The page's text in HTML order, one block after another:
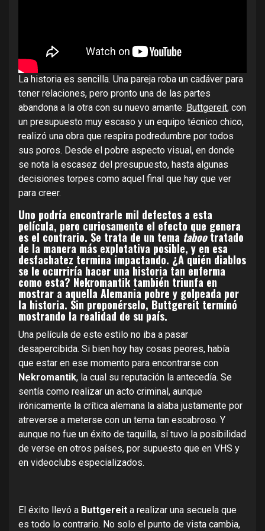
La historia es sencilla. Una pareja roba un cadáver para
tener relaciones, pero pronto una de las partes
abandona a la otra con su nuevo amante. Buttgereit, con
un presupuesto muy escaso y un equipo técnico chico,
realizó una obra que respira podredumbre por todos
sus poros. Desde el pobre aspecto visual, en donde
se nota la escasez del presupuesto, hasta algunas
decisiones torpes como aquel final que hay que ver
para creer.
Uno podría encontrarle mil defectos a esta
película, pero curiosamente el efecto que genera
es el contrario. Se trata de un tema tabootratado
de la manera más explotativa posible, y en esa
desfachatez termina impactando. ¿A quién diablos
se le ocurriría hacer una historia tan enferma
como esta? Nekromantik también triunfa en
mostrar a aquella Alemania pobre y golpeada por
la historia. Sin proponérselo, Buttgereit terminó
mostrando la realidad de su país.
Una película de este estilo no iba a pasar
desapercibida. Si bien hoy hay cosas peores, había
que estar en ese momento para encontrarse con
Nekromantik, la cual su reputación la antecedía. Se
sentía como realizar un acto criminal, aunque
irónicamente la crítica alemana la alaba justamente por
atreverse a meterse con un tema tan escabroso. Y
aunque no fue un éxito de taquilla, sí tuvo la posibilidad
de verse en otros países, por supuesto que en VHS y
en videoclubs especializados.
El éxito llevó a Buttgereit a realizar una secuela que
es todo lo contrario. No solo el punto de vista cambia,